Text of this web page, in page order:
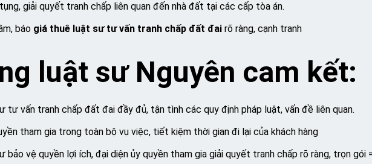
giải quyết tranh chấp liên quan đến nhà đất tại các cấp tòa án.
báo giá thuê luật sư tư vấn tranh chấp đất đai rõ ràng, cạnh tranh
luật sư Nguyên cam kết:
vấn tranh chấp đất đai đầy đủ, tận tình các quy định pháp luật, vấn đề liên quan.
tham gia trong toàn bộ vụ việc, tiết kiệm thời gian đi lại của khách hàng
bảo vệ quyền lợi ích, đại diện ủy quyền tham gia giải quyết tranh chấp rõ ràng, trọn gói